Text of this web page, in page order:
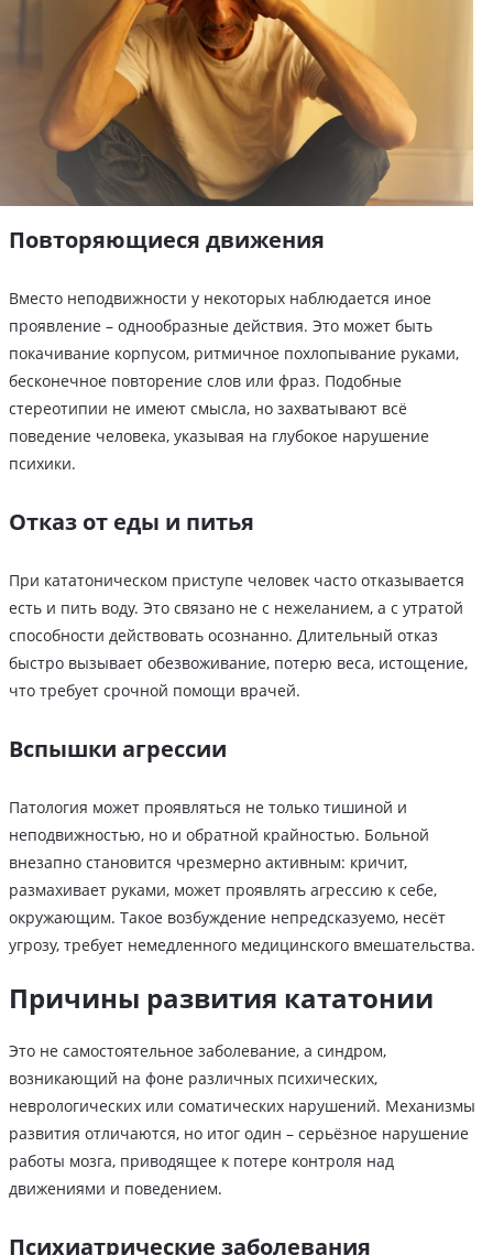
Повторяющиеся движения
Вместо неподвижности у некоторых наблюдается иное
проявление – однообразные действия. Это может быть
покачивание корпусом, ритмичное похлопывание руками,
бесконечное повторение слов или фраз. Подобные
стереотипии не имеют смысла, но захватывают всё
поведение человека, указывая на глубокое нарушение
психики.
Отказ от еды и питья
При кататоническом приступе человек часто отказывается
есть и пить воду. Это связано не с нежеланием, а с утратой
способности действовать осознанно. Длительный отказ
быстро вызывает обезвоживание, потерю веса, истощение,
что требует срочной помощи врачей.
Вспышки агрессии
Патология может проявляться не только тишиной и
неподвижностью, но и обратной крайностью. Больной
внезапно становится чрезмерно активным: кричит,
размахивает руками, может проявлять агрессию к себе,
окружающим. Такое возбуждение непредсказуемо, несёт
угрозу, требует немедленного медицинского вмешательства.
Причины развития кататонии
Это не самостоятельное заболевание, а синдром,
возникающий на фоне различных психических,
неврологических или соматических нарушений. Механизмы
развития отличаются, но итог один – серьёзное нарушение
работы мозга, приводящее к потере контроля над
движениями и поведением.
Психиатрические заболевания